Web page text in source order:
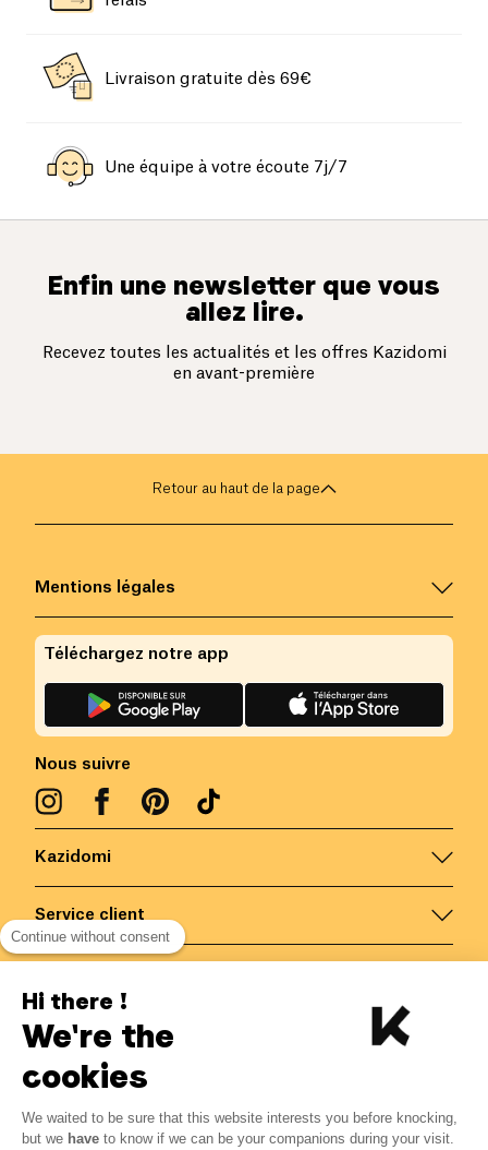
Livraison gratuite dès 69€
Une équipe à votre écoute 7j/7
Enfin une newsletter que vous
allez lire.
Recevez toutes les actualités et les offres Kazidomi
en avant-première
7.95€ 6.76 € -15% ?
Retour au haut de la page
Kazidomi
Service client
Mentions légales
Nous suivre
Téléchargez notre app
Belgique/FR
Continue without consent
Hi there !
We're the
cookies
We waited to be sure that this website interests you before knocking,
but we have to know if we can be your companions during your visit.